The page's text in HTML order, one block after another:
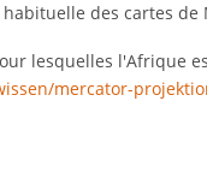
des cartes
lesquelles l'Afrique
mercator-